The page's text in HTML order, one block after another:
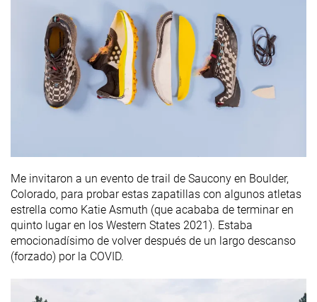
Extra Ancho
Estación
-
Todas las
estaciones
Todas las
estaciones
Removable
Popularidad #328 12% inferior #15 #111 Top 30%
Me invitaron a un evento de trail de Saucony en Boulder,
Colorado, para probar estas zapatillas con algunos atletas
estrella como Katie Asmuth (que acababa de terminar en
quinto lugar en los Western States 2021). Estaba
emocionadísimo de volver después de un largo descanso
(forzado) por la COVID.